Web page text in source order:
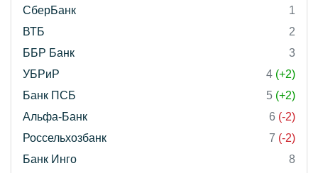
СберБанк
1
ВТБ
2
ББР Банк
3
УБРиР
4 (+2)
Банк ПСБ
5 (+2)
Альфа-Банк
6 (-2)
Россельхозбанк
7 (-2)
Банк Инго
8